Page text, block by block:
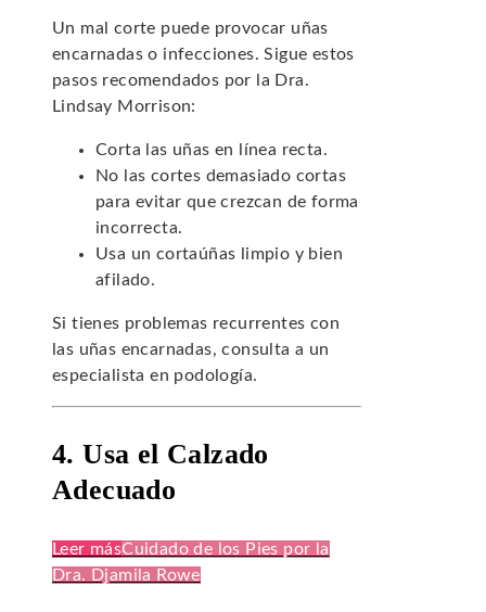
Un mal corte puede provocar uñas
encarnadas o infecciones. Sigue estos
pasos recomendados por la Dra.
Lindsay Morrison:
Corta las uñas en línea recta.
No las cortes demasiado cortas
para evitar que crezcan de forma
incorrecta.
Usa un cortaúñas limpio y bien
afilado.
Si tienes problemas recurrentes con
las uñas encarnadas, consulta a un
especialista en podología.
4. Usa el Calzado
Adecuado
Leer másCuidado de los Pies por la
Dra. Djamila Rowe